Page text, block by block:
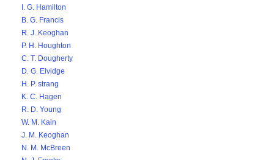
I. G. Hamilton
B. G. Francis
R. J. Keoghan
P. H. Houghton
C. T. Dougherty
D. G. Elvidge
H. P. strang
K. C. Hagen
R. D. Young
W. M. Kain
J. M. Keoghan
N. M. McBreen